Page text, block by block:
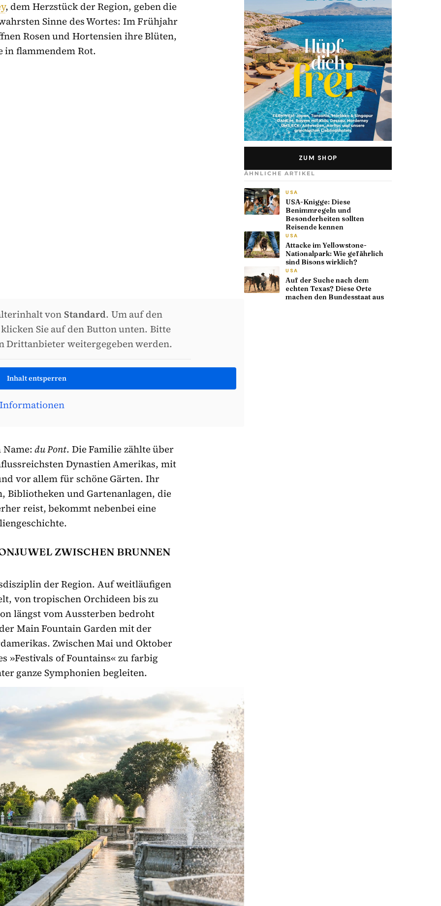
, dem Herzstück der Region, geben die
Sinne des Wortes: Im Frühjahr
Rosen und Hortensien ihre Blüten,
in flammendem Rot.
vonStandard. Um auf den
Sie auf den Button unten. Bitte
Drittanbieter weitergegeben werden.
Inhalt entsperren
Name:du Pont. Die Familie zählte über
Dynastien Amerikas, mit
vor allem für schöne Gärten. Ihr
Bibliotheken und Gartenanlagen, die
reist, bekommt nebenbei eine
ZWISCHEN BRUNNEN
der Region. Auf weitläufigen
von tropischen Orchideen bis zu
längst vom Aussterben bedroht
Main Fountain Garden mit der
Zwischen Mai und Oktober
»Festivals of Fountains« zu farbig
ganze Symphonien begleiten.
ZUM SHOP
ÄHNLICHE ARTIKEL
USA
USA-Knigge: Diese
Benimmregeln und
Besonderheiten sollten
Reisende kennen
USA
Attacke im Yellowstone-
Nationalpark: Wie gefährlich
sind Bisons wirklich?
USA
Auf der Suche nach dem
echten Texas? Diese Orte
machen den Bundesstaat aus